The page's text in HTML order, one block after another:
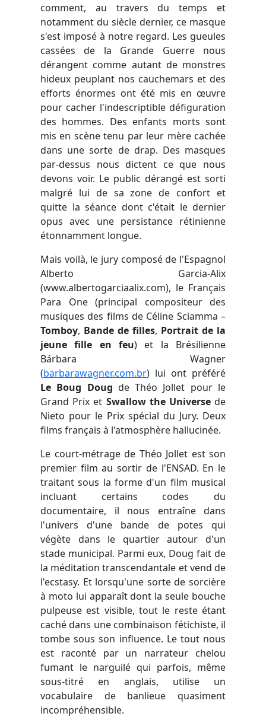
comment, au travers du temps et
notamment du siècle dernier, ce masque
s'est imposé à notre regard. Les gueules
cassées de la Grande Guerre nous
dérangent comme autant de monstres
hideux peuplant nos cauchemars et des
efforts énormes ont été mis en œuvre
pour cacher l'indescriptible défiguration
des hommes. Des enfants morts sont
mis en scène tenu par leur mère cachée
dans une sorte de drap. Des masques
par-dessus nous dictent ce que nous
devons voir. Le public dérangé est sorti
malgré lui de sa zone de confort et
quitte la séance dont c'était le dernier
opus avec une persistance rétinienne
étonnamment longue.
Mais voilà, le jury composé de l'Espagnol
Alberto Garcia-Alix
(www.albertogarciaalix.com), le Français
Para One (principal compositeur des
musiques des films de Céline Sciamma –
Tomboy, Bande de filles, Portrait de la
jeune fille en feu) et la Brésilienne
Bárbara Wagner
(barbarawagner.com.br) lui ont préféré
Le Boug Doug de Théo Jollet pour le
Grand Prix et Swallow the Universede
Nieto pour le Prix spécial du Jury. Deux
films français à l'atmosphère hallucinée.
Le court-métrage de Théo Jollet est son
premier film au sortir de l'ENSAD. En le
traitant sous la forme d'un film musical
incluant certains codes du
documentaire, il nous entraîne dans
l'univers d'une bande de potes qui
végète dans le quartier autour d'un
stade municipal. Parmi eux, Doug fait de
la méditation transcendantale et vend de
l'ecstasy. Et lorsqu'une sorte de sorcière
à moto lui apparaît dont la seule bouche
pulpeuse est visible, tout le reste étant
caché dans une combinaison fétichiste, il
tombe sous son influence. Le tout nous
est raconté par un narrateur chelou
fumant le narguilé qui parfois, même
sous-titré en anglais, utilise un
vocabulaire de banlieue quasiment
incompréhensible.